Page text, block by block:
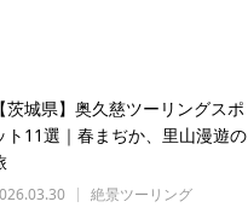
【茨城県】奥久慈ツーリングスポ
ト11選｜春まぢか、里山漫遊の
絶景ツーリング